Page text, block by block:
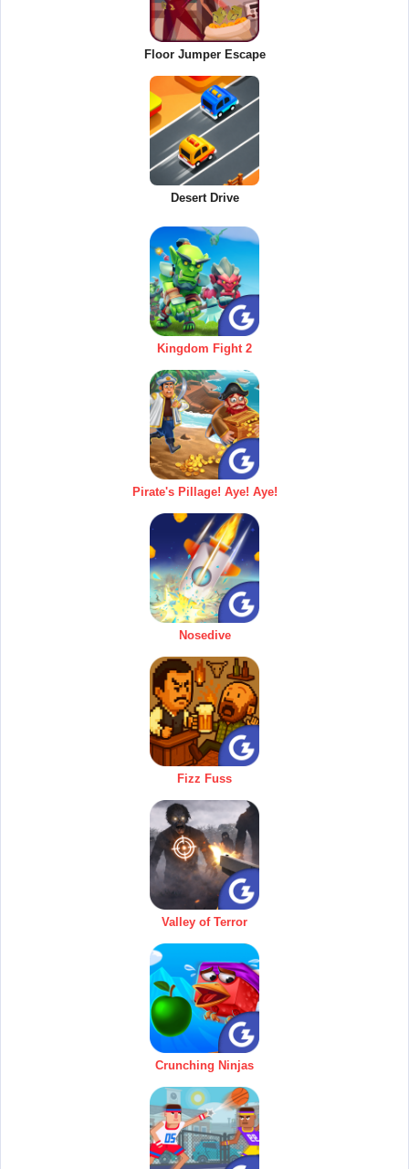
Floor Jumper Escape
Desert Drive
Kingdom Fight 2
Pirate's Pillage! Aye! Aye!
Nosedive
Fizz Fuss
Valley of Terror
Crunching Ninjas